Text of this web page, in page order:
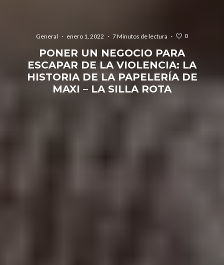
General · enero 1, 2022 · 7 Minutos de lectura · 0
PONER UN NEGOCIO PARA
ESCAPAR DE LA VIOLENCIA: LA
HISTORIA DE LA PAPELERÍA DE
MAXI – LA SILLA ROTA